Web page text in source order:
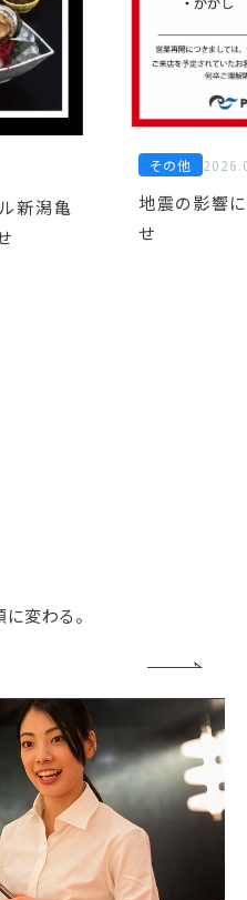
新潟亀
その他
地震の影響
せ
変わる。